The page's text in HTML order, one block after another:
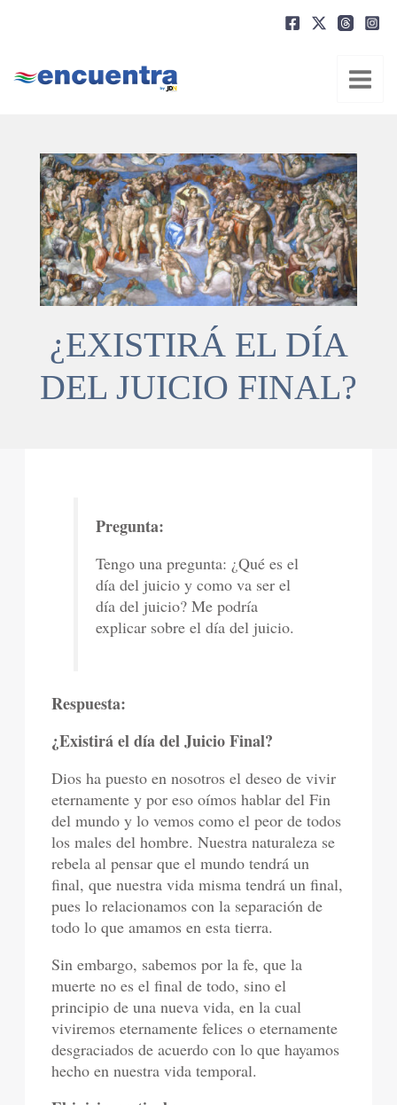
¿EXISTIRÁ EL DÍA
DEL JUICIO FINAL?
Pregunta:
Tengo una pregunta: ¿Qué es el
día del juicio y como va ser el
día del juicio? Me podría
explicar sobre el día del juicio.
Respuesta:
¿Existirá el día del Juicio Final?
Dios ha puesto en nosotros el deseo de vivir
eternamente y por eso oímos hablar del Fin
del mundo y lo vemos como el peor de todos
los males del hombre. Nuestra naturaleza se
rebela al pensar que el mundo tendrá un
final, que nuestra vida misma tendrá un final,
pues lo relacionamos con la separación de
todo lo que amamos en esta tierra.
Sin embargo, sabemos por la fe, que la
muerte no es el final de todo, sino el
principio de una nueva vida, en la cual
viviremos eternamente felices o eternamente
desgraciados de acuerdo con lo que hayamos
hecho en nuestra vida temporal.